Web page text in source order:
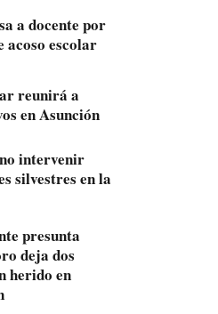
a docente por
acoso escolar
reunirá a
en Asunción
intervenir
silvestres en la
presunta
deja dos
herido en